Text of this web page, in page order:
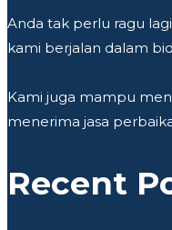
Anda tak perlu ragu
kami berjalan dalam
Kami juga mampu
menerima jasa
Recent